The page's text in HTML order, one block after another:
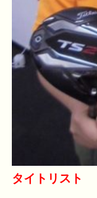
タイトリスト